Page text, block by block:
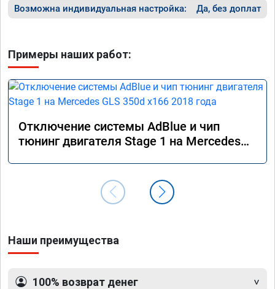
Возможна индивидуальная настройка: Да, без доплат
Примеры наших работ:
Отключение системы AdBlue и чип
тюнинг двигателя Stage 1 на Mercedes
Наши преимущества
100% возврат денег